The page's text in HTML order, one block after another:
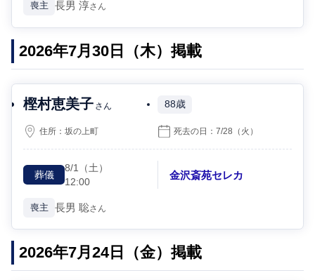
喪主 長男 淳さん
2026年7月30日（木）掲載
樫村恵美子 さん 88歳
住所：坂の上町 死去の日：7/28 （火）
葬儀
8/1
（土）
12:00
金沢斎苑セレカ
喪主 長男 聡さん
2026年7月24日（金）掲載